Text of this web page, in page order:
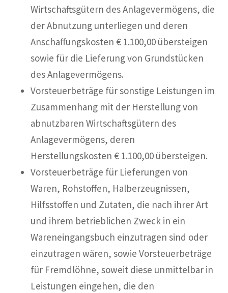
Wirtschaftsgütern des Anlagevermögens, die
der Abnutzung unterliegen und deren
Anschaffungskosten € 1.100,00 übersteigen
sowie für die Lieferung von Grundstücken
des Anlagevermögens.
Vorsteuerbeträge für sonstige Leistungen im
Zusammenhang mit der Herstellung von
abnutzbaren Wirtschaftsgütern des
Anlagevermögens, deren
Herstellungskosten € 1.100,00 übersteigen.
Vorsteuerbeträge für Lieferungen von
Waren, Rohstoffen, Halberzeugnissen,
Hilfsstoffen und Zutaten, die nach ihrer Art
und ihrem betrieblichen Zweck in ein
Wareneingangsbuch einzutragen sind oder
einzutragen wären, sowie Vorsteuerbeträge
für Fremdlöhne, soweit diese unmittelbar in
Leistungen eingehen, die den